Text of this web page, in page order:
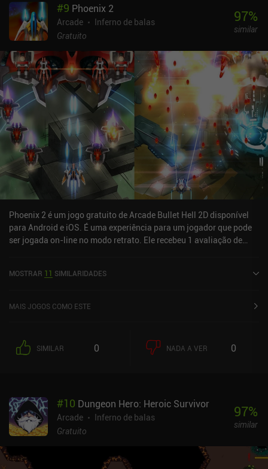
#9 Phoenix 2
Arcade
Inferno de balas
Gratuito
97%
similar
Phoenix 2 é um jogo gratuito de Arcade Bullet Hell 2D disponível
para Android e iOS. É uma experiência para um jogador que pode
ser jogada on-line no modo retrato. Ele recebeu 1 avaliação de
Google Play e 4,7 de 5,0 na App Store do iOS.
MOSTRAR 11 SIMILARIDADES
MAIS JOGOS COMO ESTE
SIMILAR 0 NADA A VER 0
#10 Dungeon Hero: Heroic Survivor
Arcade
Inferno de balas
Gratuito
97%
similar